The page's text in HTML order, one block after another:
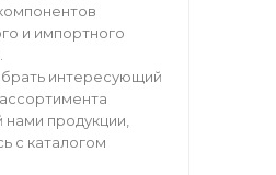
и импортного
интересующий
нами продукции,
с каталогом